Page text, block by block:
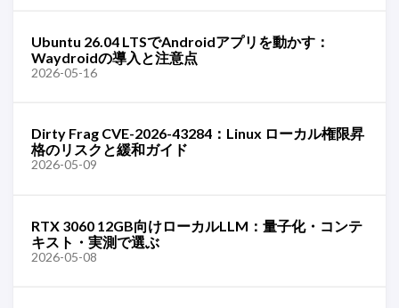
Ubuntu 26.04 LTSでAndroidアプリを動かす：
Waydroidの導入と注意点
2026-05-16
Dirty Frag CVE-2026-43284：Linux ローカル権限昇
格のリスクと緩和ガイド
2026-05-09
RTX 3060 12GB向けローカルLLM：量子化・コンテ
キスト・実測で選ぶ
2026-05-08